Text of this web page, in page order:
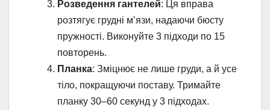
Розведення гантелей: Ця вправа
розтягує грудні м’язи, надаючи бюсту
пружності. Виконуйте 3 підходи по 15
повторень.
Планка: Зміцнює не лише груди, а й усе
тіло, покращуючи поставу. Тримайте
планку 30–60 секунд у 3 підходах.